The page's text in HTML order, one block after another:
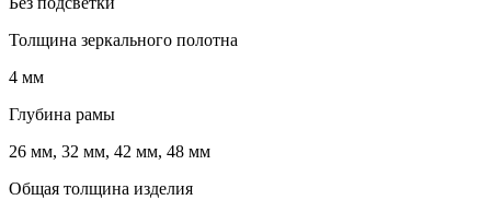
Толщина зеркального полотна
4 мм
Глубина рамы
26 мм, 32 мм, 42 мм, 48 мм
Общая толщина изделия